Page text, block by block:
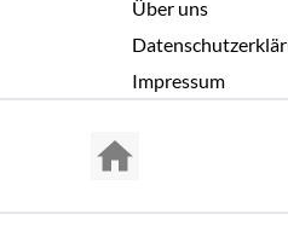
Über uns
Impressum